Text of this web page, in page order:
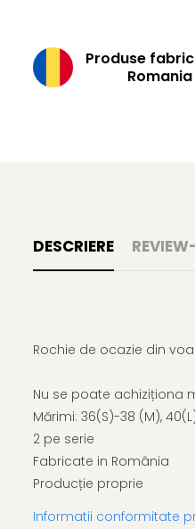
Produse
Romania
DESCRIERE
Rochie de ocazie din
Nu se poate achiziționa
Mărimi: 36(S)-38 (M),
2 pe serie
Fabricate in România
Producție proprie
Informatii conformitate